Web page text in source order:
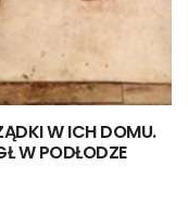
W ICH DOMU.
W PODŁODZE